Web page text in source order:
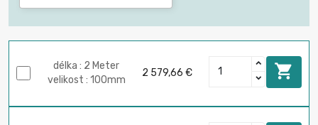
délka : 2 Meter
velikost : 100mm
2 579,66 € 